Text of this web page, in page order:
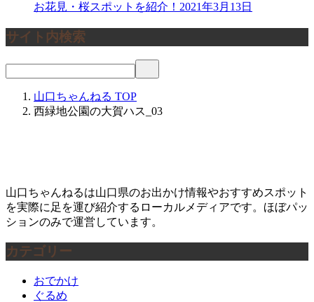
お花見・桜スポットを紹介！ 2021年3月13日
サイト内検索
山口ちゃんねる TOP
西緑地公園の大賀ハス_03
山口ちゃんねるは山口県のお出かけ情報やおすすめスポット
を実際に足を運び紹介するローカルメディアです。ほぼパッ
ションのみで運営しています。
カテゴリー
おでかけ
ぐるめ